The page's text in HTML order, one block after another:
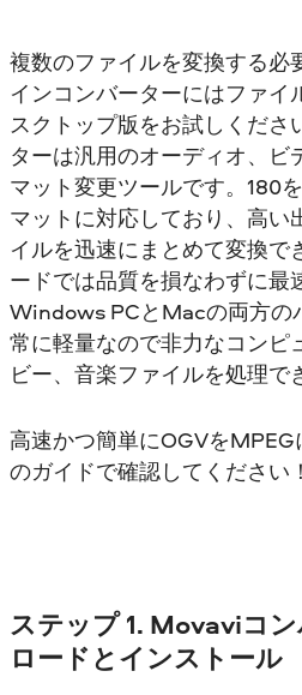
複数のファイルを変換する必
インコンバーターにはファイ
スクトップ版をお試しくだ
ターは汎用のオーディオ、ビ
マット変更ツールです。180
マットに対応しており、高い
イルを迅速にまとめて変換
ードでは品質を損なわずに最
Windows PCとMacの両方の
常に軽量なので非力なコンピ
ビー、音楽ファイルを処理で
高速かつ簡単にOGVを
のガイドで確認してください！
ステップ 1. Movaviコ
ロードとインストール